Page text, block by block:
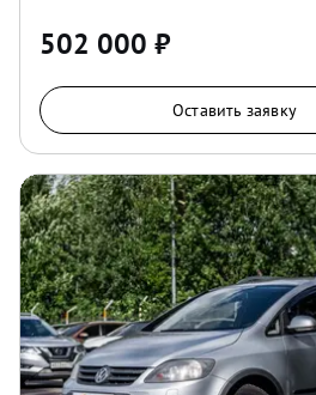
502 000 ₽
Оставить заявку